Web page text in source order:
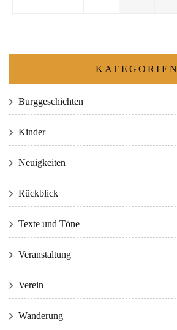
KATEGORIEN
Burggeschichten
Kinder
Neuigkeiten
Rückblick
Texte und Töne
Veranstaltung
Verein
Wanderung